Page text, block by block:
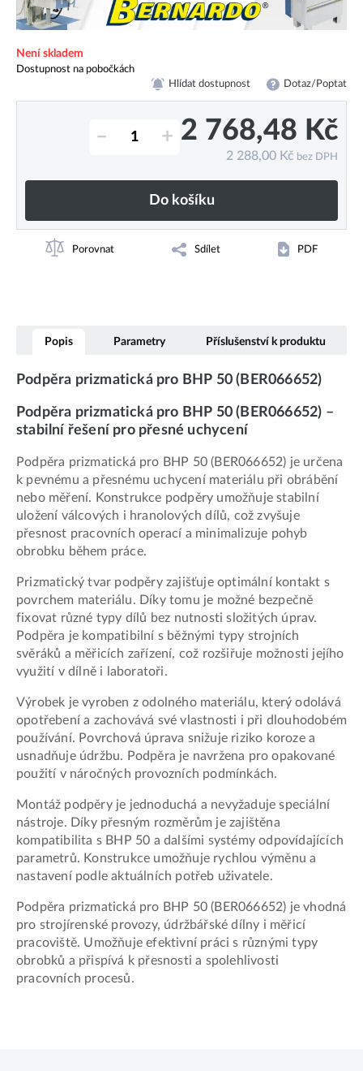
Není skladem
Dostupnost na pobočkách
Hlídat dostupnost Dotaz/Poptat
– + 2 768,48 Kč
2 288,00 Kč bez DPH
Do košíku
Porovnat Sdílet PDF
Popis Parametry Příslušenství k produktu
Podpěra prizmatická pro BHP 50 (BER066652)
Podpěra prizmatická pro BHP 50 (BER066652) –
stabilní řešení pro přesné uchycení
Podpěra prizmatická pro BHP 50 (BER066652) je určena
k pevnému a přesnému uchycení materiálu při obrábění
nebo měření. Konstrukce podpěry umožňuje stabilní
uložení válcových i hranolových dílů, což zvyšuje
přesnost pracovních operací a minimalizuje pohyb
obrobku během práce.
Prizmatický tvar podpěry zajišťuje optimální kontakt s
povrchem materiálu. Díky tomu je možné bezpečně
fixovat různé typy dílů bez nutnosti složitých úprav.
Podpěra je kompatibilní s běžnými typy strojních
svěráků a měřicích zařízení, což rozšiřuje možnosti jejího
využití v dílně i laboratoři.
Výrobek je vyroben z odolného materiálu, který odolává
opotřebení a zachovává své vlastnosti i při dlouhodobém
používání. Povrchová úprava snižuje riziko koroze a
usnadňuje údržbu. Podpěra je navržena pro opakované
použití v náročných provozních podmínkách.
Montáž podpěry je jednoduchá a nevyžaduje speciální
nástroje. Díky přesným rozměrům je zajištěna
kompatibilita s BHP 50 a dalšími systémy odpovídajících
parametrů. Konstrukce umožňuje rychlou výměnu a
nastavení podle aktuálních potřeb uživatele.
Podpěra prizmatická pro BHP 50 (BER066652) je vhodná
pro strojírenské provozy, údržbářské dílny i měřicí
pracoviště. Umožňuje efektivní práci s různými typy
obrobků a přispívá k přesnosti a spolehlivosti
pracovních procesů.